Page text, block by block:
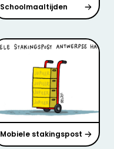
Schoolmaaltijden
Mobiele stakingspost